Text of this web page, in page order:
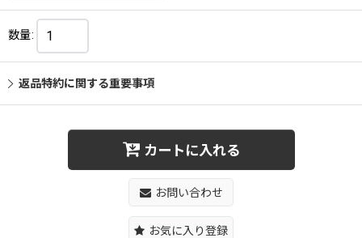
数量:
返品特約に関する重要事項
カートに入れる
お問い合わせ
お気に入り登録